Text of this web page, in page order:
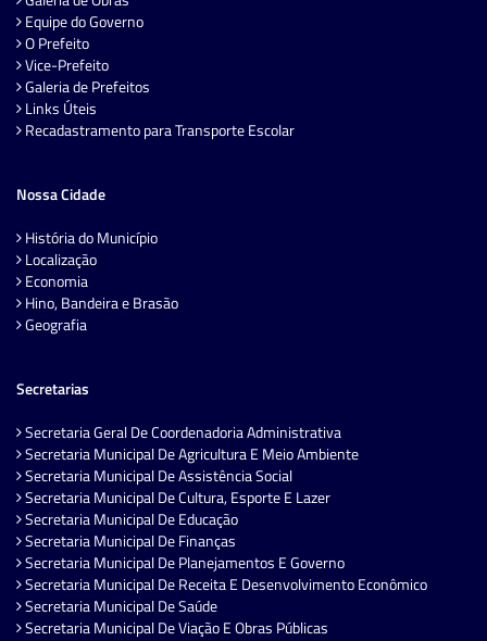
Equipe do Governo
O Prefeito
Vice-Prefeito
Galeria de Prefeitos
Links Úteis
Recadastramento para Transporte Escolar
Nossa Cidade
História do Município
Localização
Economia
Hino, Bandeira e Brasão
Geografia
Secretarias
Secretaria Geral De Coordenadoria Administrativa
Secretaria Municipal De Agricultura E Meio Ambiente
Secretaria Municipal De Assistência Social
Secretaria Municipal De Cultura, Esporte E Lazer
Secretaria Municipal De Educação
Secretaria Municipal De Finanças
Secretaria Municipal De Planejamentos E Governo
Secretaria Municipal De Receita E Desenvolvimento Econômico
Secretaria Municipal De Saúde
Secretaria Municipal De Viação E Obras Públicas